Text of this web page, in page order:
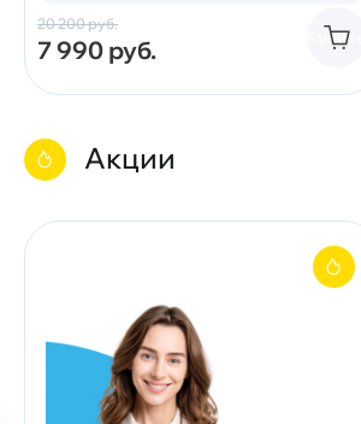
20 200руб.
7 990 руб. Купить
Акции